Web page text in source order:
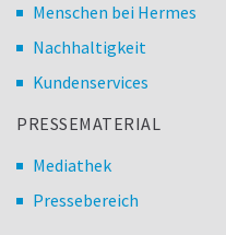
Menschen bei Hermes
Nachhaltigkeit
Kundenservices
PRESSEMATERIAL
Mediathek
Pressebereich